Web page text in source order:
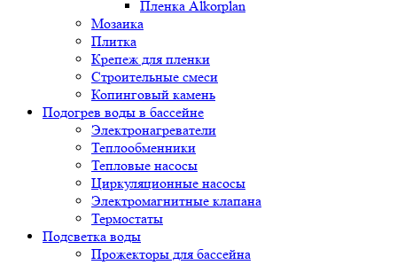
Пленка Alkorplan
Мозаика
Плитка
Крепеж для пленки
Строительные смеси
Копинговый камень
Подогрев воды в бассейне
Электронагреватели
Теплообменники
Тепловые насосы
Циркуляционные насосы
Электромагнитные клапана
Термостаты
Подсветка воды
Прожекторы для бассейна